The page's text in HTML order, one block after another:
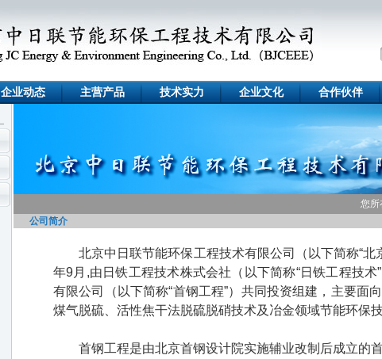
企业动态 主营产品 技术实力 企业文化 合作伙伴
您所
公司简介
北京中日联节能环保工程技术有限公司（以下简称“北
年9月,由日铁工程技术株式会社（以下简称“日铁工程技
有限公司（以下简称“首钢工程”）共同投资组建，主要面
煤气脱硫、活性焦干法脱硫脱硝技术及冶金领域节能环保技
首钢工程是由北京首钢设计院实施辅业改制后成立的